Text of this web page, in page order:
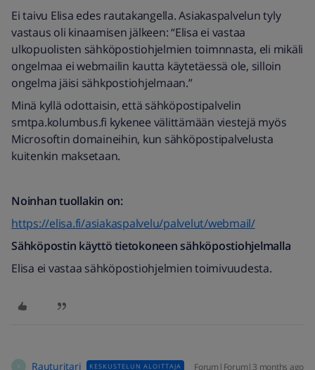
Ei taivu Elisa edes rautakangella. Asiakaspalvelun tyly
vastaus oli kinaamisen jälkeen: “Elisa ei vastaa
ulkopuolisten sähköpostiohjelmien toimnnasta, eli mikäli
ongelmaa ei webmailin kautta käytetäessä ole, silloin
ongelma jäisi sähkpostiohjelmaan.”
Minä kyllä odottaisin, että sähköpostipalvelin
smtpa.kolumbus.fi kykenee välittämään viestejä myös
Microsoftin domaineihin, kun sähköpostipalvelusta
kuitenkin maksetaan.
Noinhan tuollakin on:
https://elisa.fi/asiakaspalvelu/palvelut/webmail/
Sähköpostin käyttö tietokoneen sähköpostiohjelmalla
Elisa ei vastaa sähköpostiohjelmien toimivuudesta.
R Rauturitari KESKUSTELUN ALOITTAJA Forum|Forum|3 months ago